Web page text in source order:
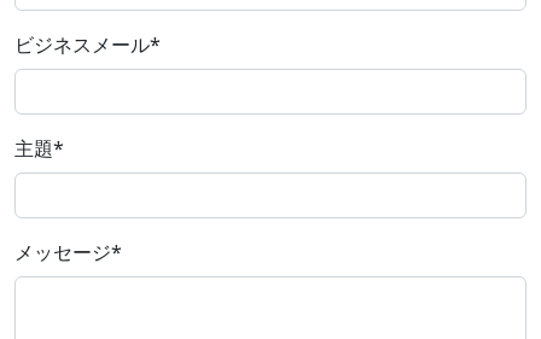
ビジネスメール*
主題*
メッセージ*